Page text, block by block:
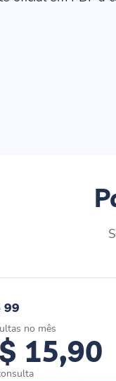
99
no mês
15,90